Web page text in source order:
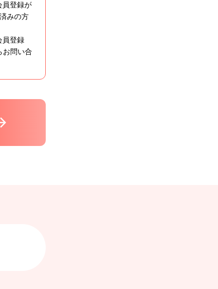
員登録が
みの方
員登録
お問い合